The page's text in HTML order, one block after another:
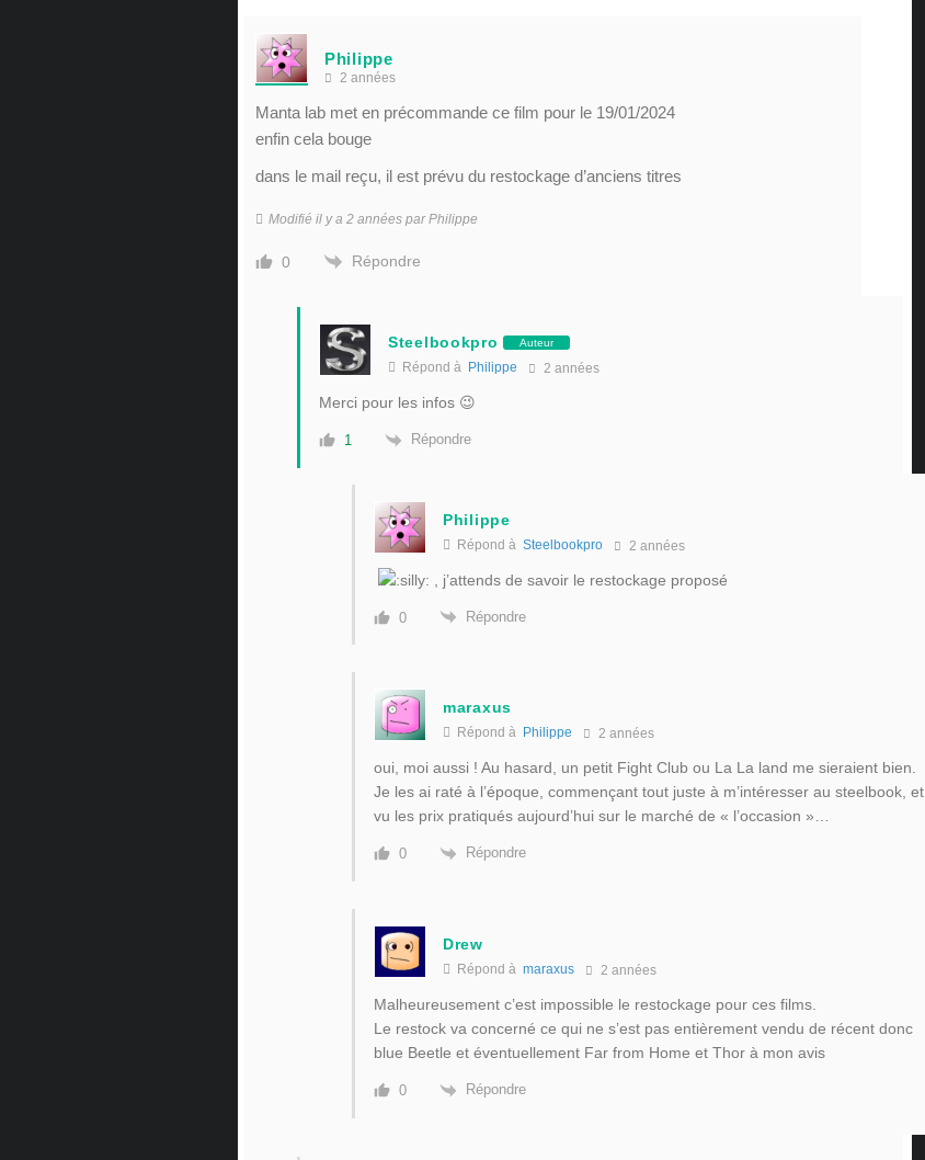
Philippe
2 années
Manta lab met en précommande ce film pour le 19/01/2024
enfin cela bouge
dans le mail reçu, il est prévu du restockage d’anciens titres
Modifié il y a 2 années par Philippe
0 Répondre
Steelbookpro Auteur
Répond à Philippe 2 années
Merci pour les infos 😉
1 Répondre
Philippe
Répond à Steelbookpro 2 années
, j’attends de savoir le restockage proposé
0 Répondre
maraxus
Répond à Philippe 2 années
oui, moi aussi ! Au hasard, un petit Fight Club ou La La land me sieraient bien.
Je les ai raté à l’époque, commençant tout juste à m’intéresser au steelbook, et
vu les prix pratiqués aujourd’hui sur le marché de « l’occasion »…
0 Répondre
Drew
Répond à maraxus 2 années
Malheureusement c’est impossible le restockage pour ces films.
Le restock va concerné ce qui ne s’est pas entièrement vendu de récent donc
blue Beetle et éventuellement Far from Home et Thor à mon avis
0 Répondre